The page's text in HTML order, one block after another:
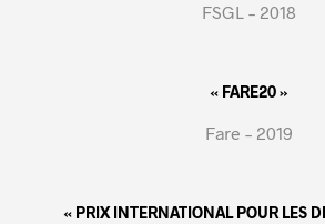
FSGL – 2018
« FARE20 »
Fare – 2019
« PRIX INTERNATIONAL POUR LES